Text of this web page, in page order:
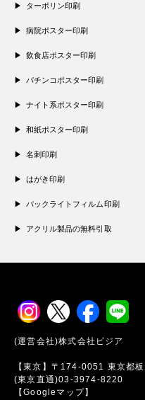
ターポリン印刷
病院ポスター印刷
飲食店ポスター印刷
パチンコポスター印刷
ナイト系ポスター印刷
和紙ポスター印刷
名刺印刷
はがき印刷
バックライトフィルム印刷
アクリル製品の無料引取
(運営会社)株式会社ビジア
【東京】〒174-0051 東京都
(東京直通)03-3974-8220
【Googleマップ】